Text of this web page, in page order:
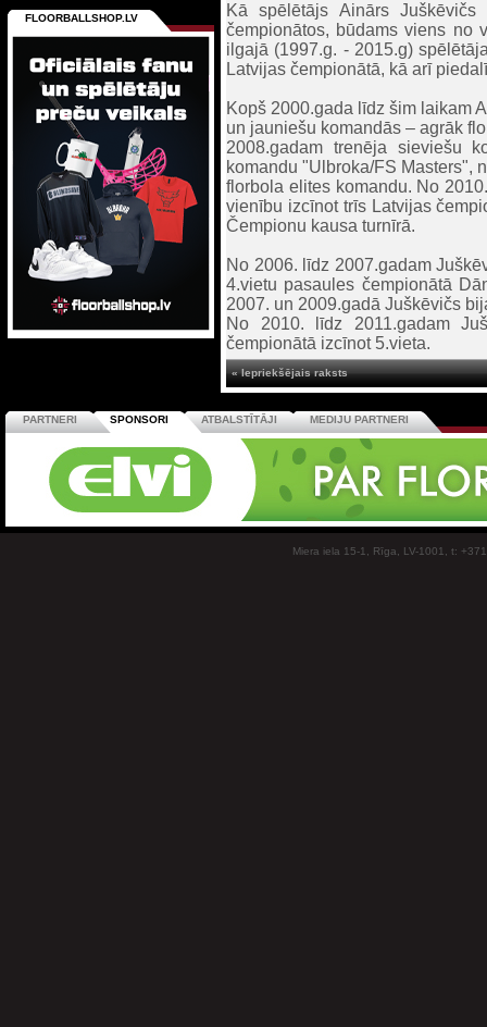
Kā spēlētājs Ainārs
čempionātos, būdams viens no
ilgajā (1997.g. - 2015.g)
Latvijas čempionātā, kā arī
Kopš 2000.gada līdz šim laikam
un jauniešu komandās – agrāk
2008.gadam trenēja sieviešu
komandu "Ulbroka/FS Masters",
florbola elites komandu. No
vienību izcīnot trīs Latvijas
Čempionu kausa turnīrā.
No 2006. līdz 2007.gadam
4.vietu pasaules čempionātā
2007. un 2009.gadā Juškēvičs
No 2010. līdz 2011.gadam
čempionātā izcīnot 5.vieta.
« Iepriekšējais raksts
FLOORBALLSHOP.LV
PARTNERI SPONSORI ATBALSTĪTĀJI MEDIJU PARTNERI
Miera iela 15-1, Rīga, LV-1001, t: